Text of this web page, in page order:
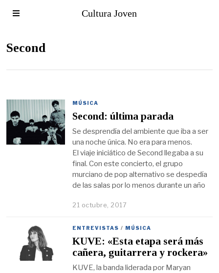
Cultura Joven
Second
MÚSICA
Second: última parada
Se desprendía del ambiente que iba a ser
una noche única. No era para menos.
El viaje iniciático de Second llegaba a su
final. Con este concierto, el grupo
murciano de pop alternativo se despedía
de las salas por lo menos durante un año
21 octubre, 2017
ENTREVISTAS / MÚSICA
KUVE: «Esta etapa será más
cañera, guitarrera y rockera»
KUVE, la banda liderada por Maryan